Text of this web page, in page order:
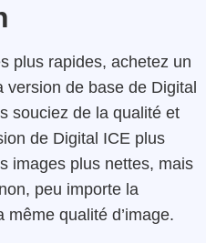
plus rapides, achetez un
de base de Digital
souciez de la qualité et
de Digital ICE plus
images plus nettes, mais
peu importe la
qualité d’image.